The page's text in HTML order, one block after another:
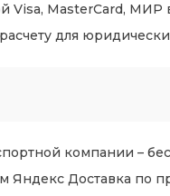
Visa, MasterCard, МИР
для
компании –
Яндекс Доставка по